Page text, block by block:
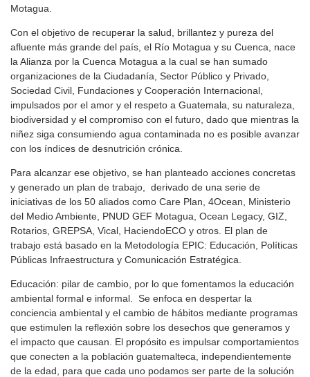
Motagua.
Con el objetivo de recuperar la salud, brillantez y pureza del
afluente más grande del país, el Río Motagua y su Cuenca, nace
la Alianza por la Cuenca Motagua a la cual se han sumado
organizaciones de la Ciudadanía, Sector Público y Privado,
Sociedad Civil, Fundaciones y Cooperación Internacional,
impulsados por el amor y el respeto a Guatemala, su naturaleza,
biodiversidad y el compromiso con el futuro, dado que mientras la
niñez siga consumiendo agua contaminada no es posible avanzar
con los índices de desnutrición crónica.
Para alcanzar ese objetivo, se han planteado acciones concretas
y generado un plan de trabajo, derivado de una serie de
iniciativas de los 50 aliados como Care Plan, 4Ocean, Ministerio
del Medio Ambiente, PNUD GEF Motagua, Ocean Legacy, GIZ,
Rotarios, GREPSA, Vical, HaciendoECO y otros. El plan de
trabajo está basado en la Metodología EPIC: Educación, Políticas
Públicas Infraestructura y Comunicación Estratégica.
Educación: pilar de cambio, por lo que fomentamos la educación
ambiental formal e informal. Se enfoca en despertar la
conciencia ambiental y el cambio de hábitos mediante programas
que estimulen la reflexión sobre los desechos que generamos y
el impacto que causan. El propósito es impulsar comportamientos
que conecten a la población guatemalteca, independientemente
de la edad, para que cada uno podamos ser parte de la solución